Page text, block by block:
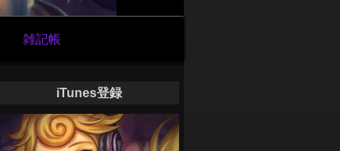
雑記帳
iTunes登録